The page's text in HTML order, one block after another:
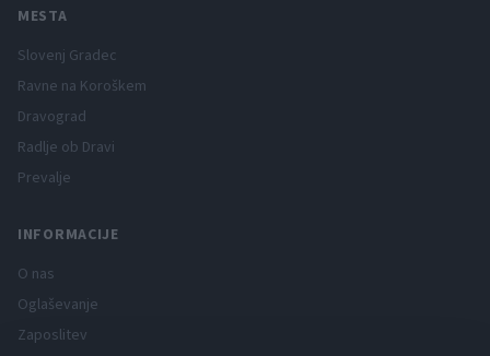
MESTA
Slovenj Gradec
Ravne na Koroškem
Dravograd
Radlje ob Dravi
Prevalje
INFORMACIJE
O nas
Oglaševanje
Zaposlitev